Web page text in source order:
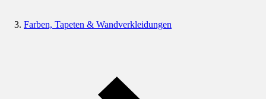
Farben, Tapeten & Wandverkleidungen